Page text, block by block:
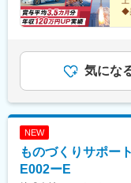
堺筋本町駅、鷹野
一丁目駅、錦糸
六本木駅、伊予
東比恵駅、渡辺
池駅(福岡県)、
羽駅、峰駅、陸前
岡本駅(栃木県)、
◆
気にな
NEW
ものづくりサポー
E002ーE